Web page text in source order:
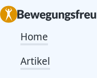
Home
Artikel